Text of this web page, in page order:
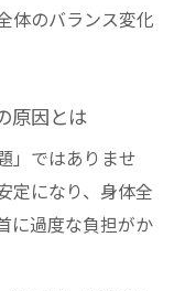
体のバランス変化
原因とは
」ではありませ
定になり、身体全
に過度な負担がか